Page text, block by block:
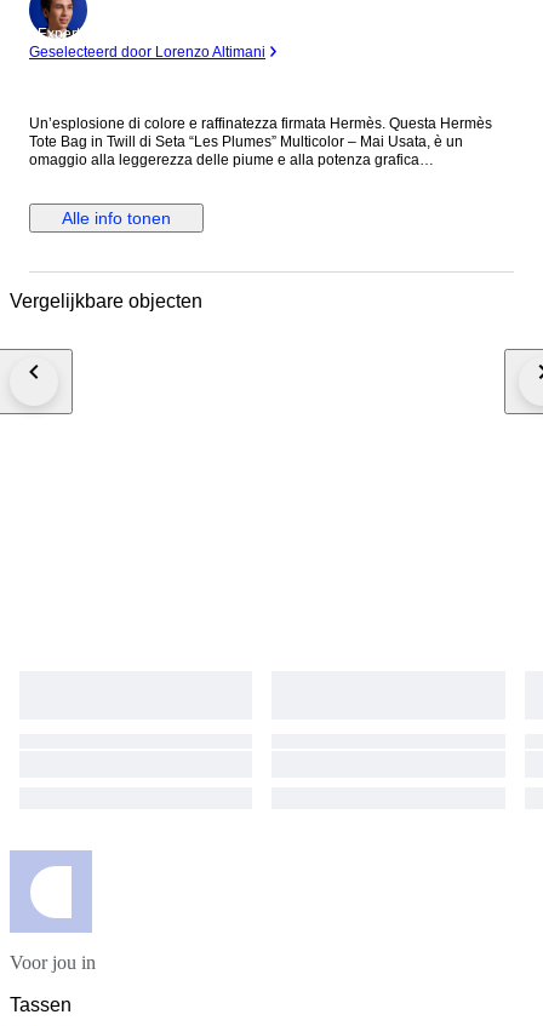
Expert
Geselecteerd door Lorenzo Altimani
Un’esplosione di colore e raffinatezza firmata Hermès. Questa Hermès
Tote Bag in Twill di Seta “Les Plumes” Multicolor – Mai Usata, è un
omaggio alla leggerezza delle piume e alla potenza grafica
pezzo da collezione. Perfetta per chi vuole distinguersi con un’eleganza
fuori dal comune anche nei momenti più casual. SCHEDA TECNICA
Usata è realizzata in seta e si racchiude nella sua sacca. Mai usata è
Hermès Tote Bag in Twill di Seta “Les Plumes” Multicolor – Mai Usata
Tote Bag in Twill di Seta “Les Plumes” Multicolor – Mai Usata Arriva
farsi regalare).
Alle info tonen
Vergelijkbare objecten
Voor jou in
Tassen